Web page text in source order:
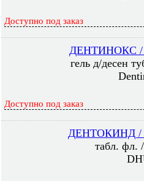
Доступно под заказ
ДЕНТИНОКС /
гель д/десен
Доступно под заказ
ДЕНТОКИНД /
табл. фл.